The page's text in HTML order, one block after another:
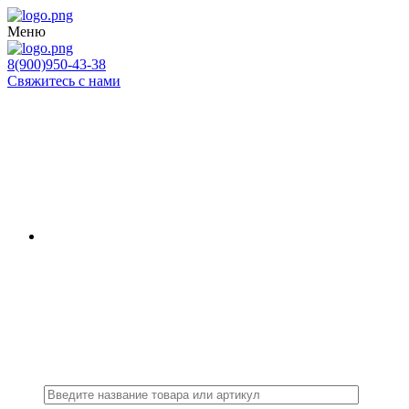
Меню
8(900)950-43-38
Свяжитесь с нами